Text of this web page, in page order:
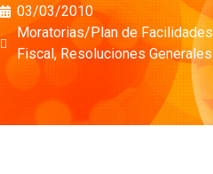
03/03/2010
Moratorias/Plan de Facilidades
Fiscal, Resoluciones Generales